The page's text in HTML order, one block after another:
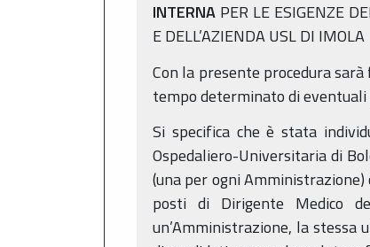
INTERNA PER LE ESIGENZE
E DELL’AZIENDA USL DI IMOLA
Con la presente procedura
tempo determinato di
Si specifica che è stata
Ospedaliero-Universitaria di
(una per ogni
posti di Dirigente Medico
un’Amministrazione, la stessa